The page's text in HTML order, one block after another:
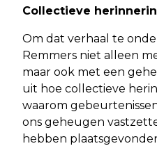
Collectieve
Om dat verhaal te
Remmers niet alleen
maar ook met een
uit hoe collectieve
waarom
ons geheugen
hebben